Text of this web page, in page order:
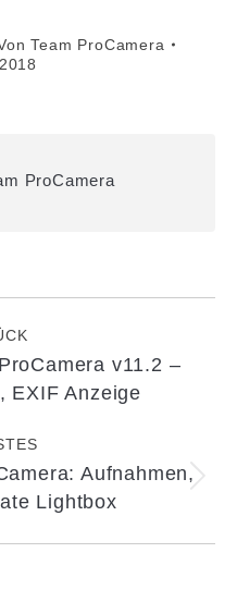
Team ProCamera
ProCamera
Vorheriger
v11.2 –
EXIF Anzeige
Aufnahmen,
Lightbox